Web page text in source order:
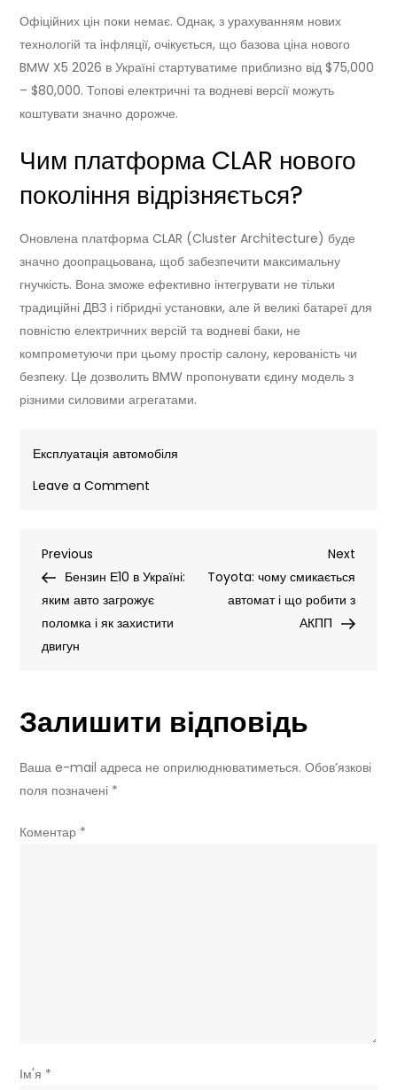
Офіційних цін поки немає. Однак, з урахуванням нових
технологій та інфляції, очікується, що базова ціна нового
BMW X5 2026 в Україні стартуватиме приблизно від $75,000
– $80,000. Топові електричні та водневі версії можуть
коштувати значно дорожче.
Чим платформа CLAR нового
покоління відрізняється?
Оновлена платформа CLAR (Cluster Architecture) буде
значно доопрацьована, щоб забезпечити максимальну
гнучкість. Вона зможе ефективно інтегрувати не тільки
традиційні ДВЗ і гібридні установки, але й великі батареї для
повністю електричних версій та водневі баки, не
компрометуючи при цьому простір салону, керованість чи
безпеку. Це дозволить BMW пропонувати єдину модель з
різними силовими агрегатами.
Експлуатація автомобіля
Leave a Comment
п’ять
типів
двигунів,
водень
—
Навігація
записів
Previous
Post
Previous
Бензин Е10 в Україні:
яким авто загрожує
поломка і як захистити
двигун
Next
Post
Next
Toyota: чому смикається
автомат і що робити з
АКПП
Залишити відповідь
Ваша e-mail адреса не оприлюднюватиметься. Обов’язкові
поля позначені *
Коментар *
Ім'я *